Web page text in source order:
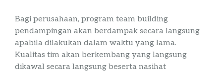
Bagi perusahaan, program team building
pendampingan akan berdampak secara langsung
apabila dilakukan dalam waktu yang lama.
Kualitas tim akan berkembang yang langsung
dikawal secara langsung beserta nasihat